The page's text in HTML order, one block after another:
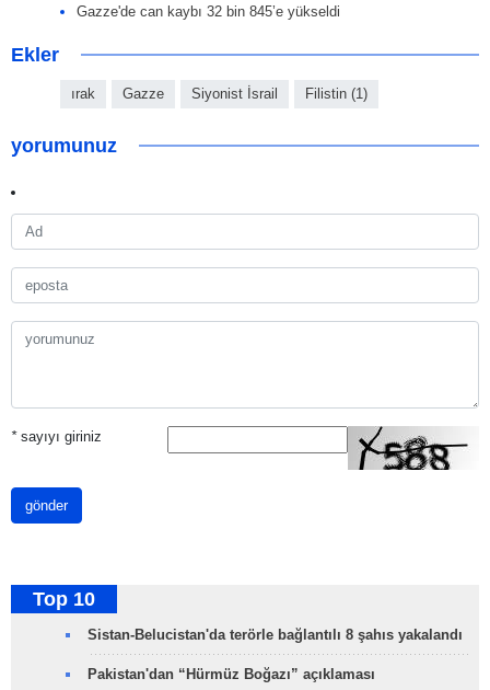
Gazze'de can kaybı 32 bin 845’e yükseldi
Ekler
ırak Gazze Siyonist İsrail Filistin (1)
yorumunuz
*sayıyı giriniz
gönder
Top 10
Sistan-Belucistan'da terörle bağlantılı 8 şahıs yakalandı
Pakistan'dan “Hürmüz Boğazı” açıklaması